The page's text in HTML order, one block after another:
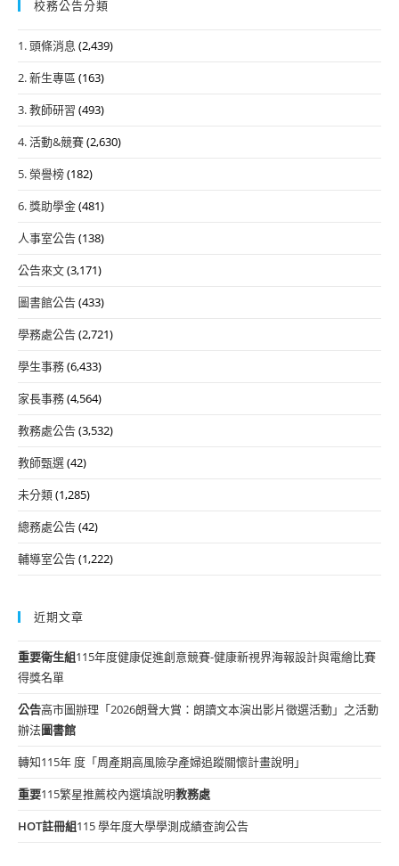
校務公告分類
1. 頭條消息 (2,439)
2. 新生專區 (163)
3. 教師研習 (493)
4. 活動&競賽(2,630)
5. 榮譽榜(182)
6. 獎助學金(481)
人事室公告(138)
公告來文(3,171)
圖書館公告(433)
學務處公告(2,721)
學生事務(6,433)
家長事務(4,564)
教務處公告(3,532)
教師甄選(42)
未分類(1,285)
總務處公告(42)
輔導室公告(1,222)
近期文章
重要衛生組115年度健康促進創意競賽-健康新視界海報設計與電繪比賽
得獎名單
公告高市圖辦理「2026朗聲大賞：朗讀文本演出影片徵選活動」之活動
辦法圖書館
轉知115年 度「周產期高風險孕產婦追蹤關懷計畫說明」
重要115繁星推薦校內選填說明教務處
HOT註冊組115 學年度大學學測成績查詢公告